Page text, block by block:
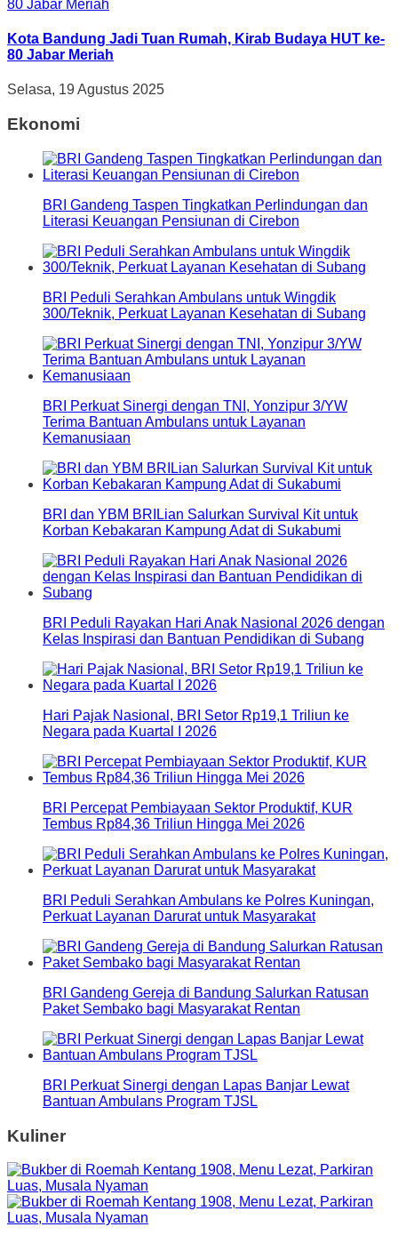
Kota Bandung Jadi Tuan Rumah, Kirab Budaya HUT ke-
80 Jabar Meriah
Selasa, 19 Agustus 2025
Ekonomi
BRI Gandeng Taspen Tingkatkan Perlindungan dan
Literasi Keuangan Pensiunan di Cirebon
BRI Peduli Serahkan Ambulans untuk Wingdik
300/Teknik, Perkuat Layanan Kesehatan di Subang
BRI Perkuat Sinergi dengan TNI, Yonzipur 3/YW
Terima Bantuan Ambulans untuk Layanan
Kemanusiaan
BRI dan YBM BRILian Salurkan Survival Kit untuk
Korban Kebakaran Kampung Adat di Sukabumi
BRI Peduli Rayakan Hari Anak Nasional 2026 dengan
Kelas Inspirasi dan Bantuan Pendidikan di Subang
Hari Pajak Nasional, BRI Setor Rp19,1 Triliun ke
Negara pada Kuartal I 2026
BRI Percepat Pembiayaan Sektor Produktif, KUR
Tembus Rp84,36 Triliun Hingga Mei 2026
BRI Peduli Serahkan Ambulans ke Polres Kuningan,
Perkuat Layanan Darurat untuk Masyarakat
BRI Gandeng Gereja di Bandung Salurkan Ratusan
Paket Sembako bagi Masyarakat Rentan
BRI Perkuat Sinergi dengan Lapas Banjar Lewat
Bantuan Ambulans Program TJSL
Kuliner